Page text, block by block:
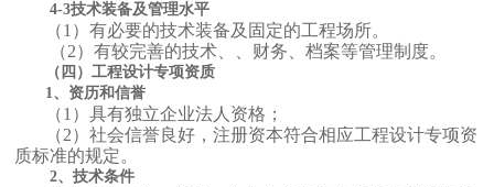
4-3技术装备及管理水平
（1）有必要的技术装备及固定的工程场所。
（2）有较完善的技术、、财务、档案等管理制度。
（四）工程设计专项资质
1、 资历和信誉
（1）具有独立企业法人资格；
（2）社会信誉良好，注册资本符合相应工程设计专项资
质标准的规定。
2、技术条件